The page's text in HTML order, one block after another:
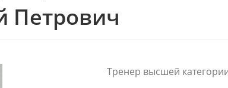
Петрович
Тренер высшей